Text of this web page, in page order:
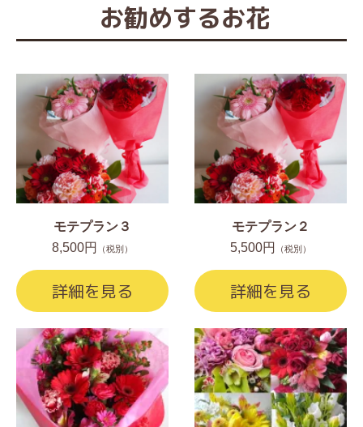
お勧めするお花
モテプラン３
8,500円
（税別）
詳細を見る
モテプラン２
5,500円
（税別）
詳細を見る